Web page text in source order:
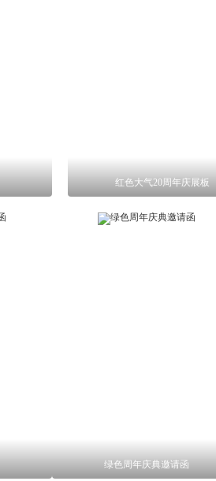
红色大气20周年庆展板
绿色周年庆典邀请函